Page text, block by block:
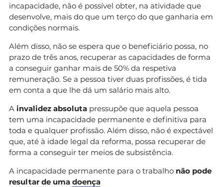
incapacidade, não é possível obter, na atividade que
desenvolve, mais do que um terço do que ganharia em
condições normais.
Além disso, não se espera que o beneficiário possa, no
prazo de três anos, recuperar as capacidades de forma
a conseguir ganhar mais de 50% da respetiva
remuneração. Se a pessoa tiver duas profissões, é tida
em conta a que lhe dá um salário mais alto.
A invalidez absoluta pressupõe que aquela pessoa
tem uma incapacidade permanente e definitiva para
toda e qualquer profissão. Além disso, não é expectável
que, até à idade legal da reforma, possa recuperar de
forma a conseguir ter meios de subsistência.
A incapacidade permanente para o trabalho não pode
resultar de uma doença